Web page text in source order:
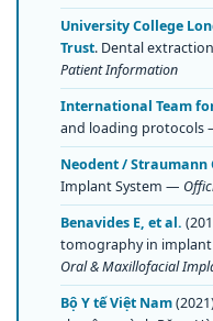
University College
Trust. Dental
Patient Information
International Team
and loading
Neodent / Straumann
Implant System —
Benavides E, et al.
tomography in
Oral & Maxillofacial
Bộ Y tế Việt Nam